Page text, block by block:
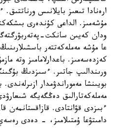
ارەنادا تىعىز بايلانىس ورناتتىق.
مۇشەمىز. الداعى كۇندەرى
ودان كەيىن سانكت-
عا مۇشە مەملەكەتتەر
كەزدەسەمىز. باعدارلامامىز وتە
ورىندالىپ جاتىر. ءسىزدىڭ
بويىنشا مەموراندۋمدار
مەملەكەتارالىق دەڭگەيگە
ءبىزدى قۋانتادى. قازاقستانمەن
دامىتۋعا ۇمتىلامىز، - دەدى